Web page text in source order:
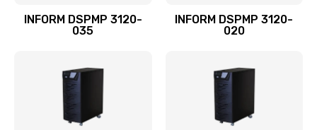
INFORM DSPMP 3120-
035
INFORM DSPMP 3120-
020